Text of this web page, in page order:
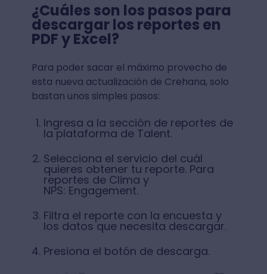
¿Cuáles son los pasos para
descargar los reportes en
PDF y Excel?
Para poder sacar el máximo provecho de
esta nueva actualización de Crehana, solo
bastan unos simples pasos:
Ingresa a la sección de reportes de
la plataforma de Talent.
Selecciona el servicio del cuál
quieres obtener tu reporte. Para
reportes de Clima y
NPS: Engagement.
Filtra el reporte con la encuesta y
los datos que necesita descargar.
Presiona el botón de descarga.